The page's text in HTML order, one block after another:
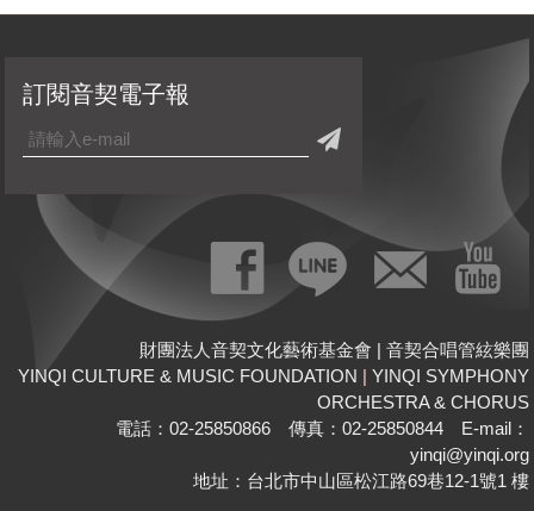
財團法人音契文化藝術基金會 | 音契合唱管絃樂團
YINQI CULTURE & MUSIC FOUNDATION | YINQI SYMPHONY
ORCHESTRA & CHORUS
電話：02-25850866 傳真：02-25850844 E-mail：
yinqi@yinqi.org
地址：台北市中山區松江路69巷12-1號1 樓
訂閱音契電子報